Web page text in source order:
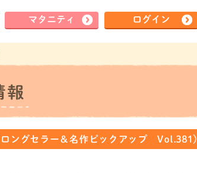
マタ ニティ ログイン
ングセラー＆名作ピックアップ Vol.381)